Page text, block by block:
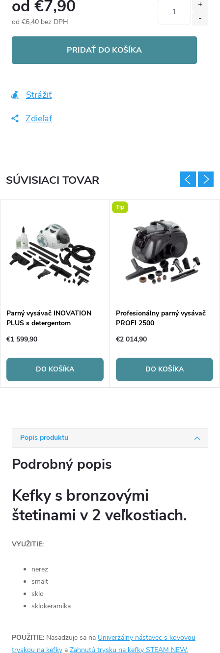
od €7,90
od €6,40 bez DPH
PRIDAŤ DO KOŠÍKA
Strážiť
Zdieľať
Popis produktu
Podrobný popis
Kefky s bronzovými
štetinami v 2 veľkostiach.
VYUŽITIE:
nerez
smalt
sklo
sklokeramika
POUŽITIE: Nasadzuje sa na Univerzálny nástavec s kovovou
tryskou na kefky a Zahnutú trysku na kefky STEAM NEW.
SÚVISIACI TOVAR
Parný vysávač INOVATION
PLUS s detergentom
€1 599,90
DO KOŠÍKA
Tip
Profesionálny parný vysávač
PROFI 2500
€2 014,90
DO KOŠÍKA